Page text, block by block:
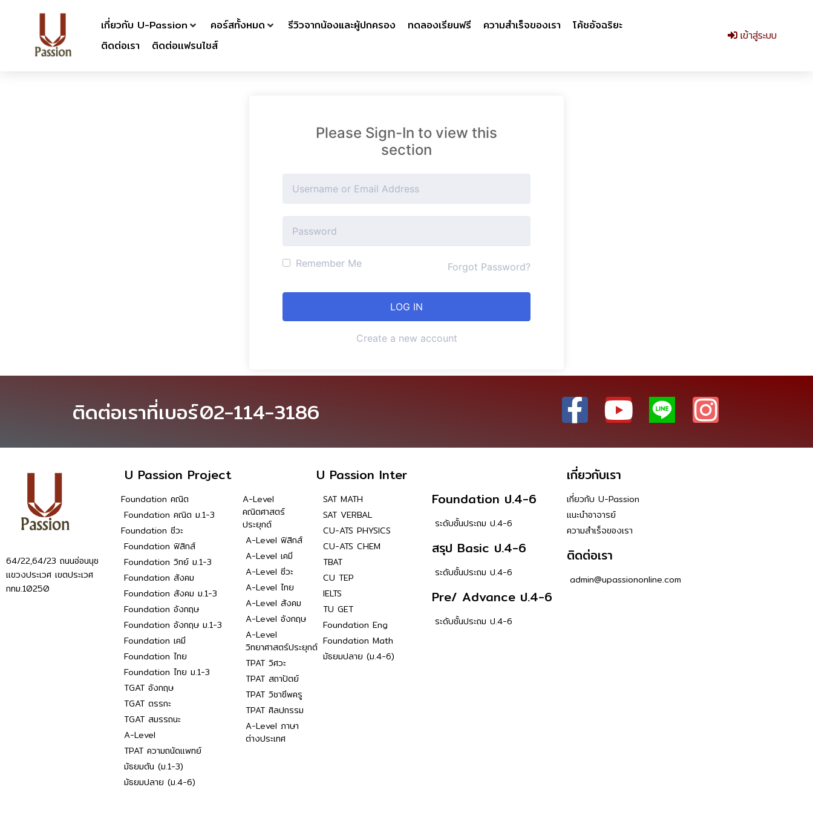
เกี่ยวกับ U-Passion คอร์สทั้งหมด รีวิวจากน้องและผู้ปกครอง ทดลองเรียนฟรี ความสำเร็จของเรา
โค้ชอัจฉริยะ
ติดต่อเรา
ติดต่อเเฟรนไชส์
เข้าสู่ระบบ
Please Sign-In to view this
section
Remember Me Forgot Password?
Create a new account
ติดต่อเราที่เบอร์02-114-3186
U Passion Project U Passion Inter เกี่ยวกับเรา
64/22,64/23 ถนนอ่อนนุช
แขวงประเวศ เขตประเวศ
กทม.10250
Foundation คณิต
Foundation คณิต ม.1-3
Foundation ชีวะ
Foundation ฟิสิกส์
Foundation วิทย์ ม.1-3
Foundation สังคม
Foundation สังคม ม.1-3
Foundation อังกฤษ
Foundation อังกฤษ ม.1-3
Foundation เคมี
Foundation ไทย
Foundation ไทย ม.1-3
TGAT อังกฤษ
TGAT ตรรกะ
TGAT สมรรถนะ
A-Level
TPAT ความถนัดแพทย์
มัธยมต้น (ม.1-3)
มัธยมปลาย (ม.4-6)
A-Level
คณิตศาสตร์
ประยุกต์
A-Level ฟิสิกส์
A-Level เคมี
A-Level ชีวะ
A-Level ไทย
A-Level สังคม
A-Level อังกฤษ
A-Level
วิทยาศาสตร์ประยุกต์
TPAT วิศวะ
TPAT สถาปัตย์
TPAT วิชาชีพครู
TPAT ศิลปกรรม
A-Level ภาษา
ต่างประเทศ
SAT MATH
SAT VERBAL
CU-ATS PHYSICS
CU-ATS CHEM
TBAT
CU TEP
IELTS
TU GET
Foundation Eng
Foundation Math
มัธยมปลาย (ม.4-6)
Foundation ป.4-6
ระดับชั้นประถม ป.4-6
สรุป Basic ป.4-6
ระดับชั้นประถม ป.4-6
Pre/ Advance ป.4-6
ระดับชั้นประถม ป.4-6
เกี่ยวกับ U-Passion
แนะนำอาจารย์
ความสำเร็จของเรา
ติดต่อเรา
admin@upassiononline.com